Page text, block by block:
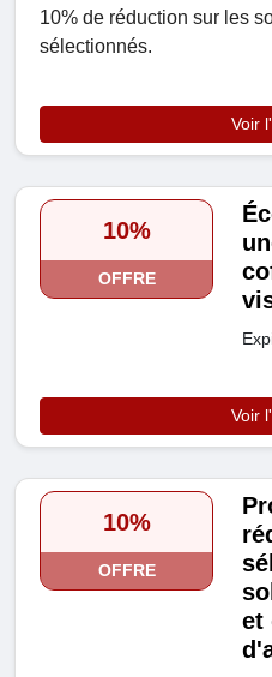
10% de réduction sur les
sélectionnés.
Voir
10%
OFFRE
Voir
10%
OFFRE
et